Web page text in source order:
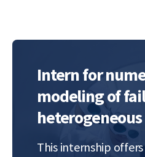
Intern for
modeling of
This internship